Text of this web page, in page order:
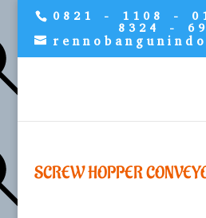
0821 - 1108 -
8324 -
SCREW HOPPER